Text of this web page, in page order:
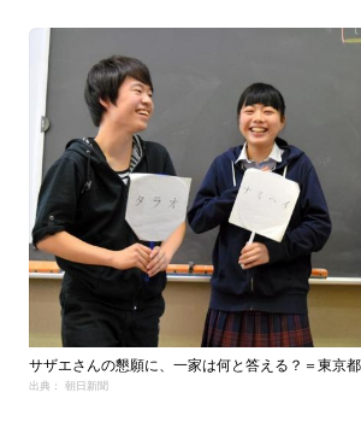
サザエさんの懇願に、一家は何と答える？＝東京
出典： 朝日新聞